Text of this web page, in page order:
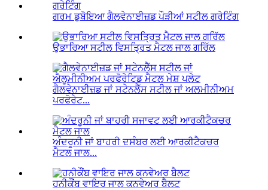
ਗਰਮ ਡੁਬੋਇਆ ਗੈਲਵੇਨਾਈਜ਼ਡ ਪੌੜੀਆਂ ਸਟੀਲ ਗਰੇਟਿੰਗ
ਉਭਾਰਿਆ ਸਟੀਲ ਵਿਸਤ੍ਰਿਤ ਮੈਟਲ ਜਾਲ ਗਰਿੱਲ
ਗੈਲਵੇਨਾਈਜ਼ਡ ਜਾਂ ਸਟੇਨਲੈੱਸ ਸਟੀਲ ਜਾਂ ਅਲਮੀਨੀਅਮ
ਪਰਫੋਰੇਟ...
ਅੰਦਰੂਨੀ ਜਾਂ ਬਾਹਰੀ ਦਸੰਬਰ ਲਈ ਆਰਕੀਟੈਕਚਰ
ਮੈਟਲ ਜਾਲ...
ਹਨੀਕੌਂਬ ਵਾਇਰ ਜਾਲ ਕਨਵੇਅਰ ਬੈਲਟ